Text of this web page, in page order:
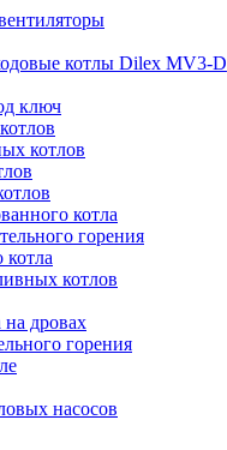
котлы Dilex MV3-D
ключ
котлов
котла
горения
котла
котлов
дровах
горения
насосов